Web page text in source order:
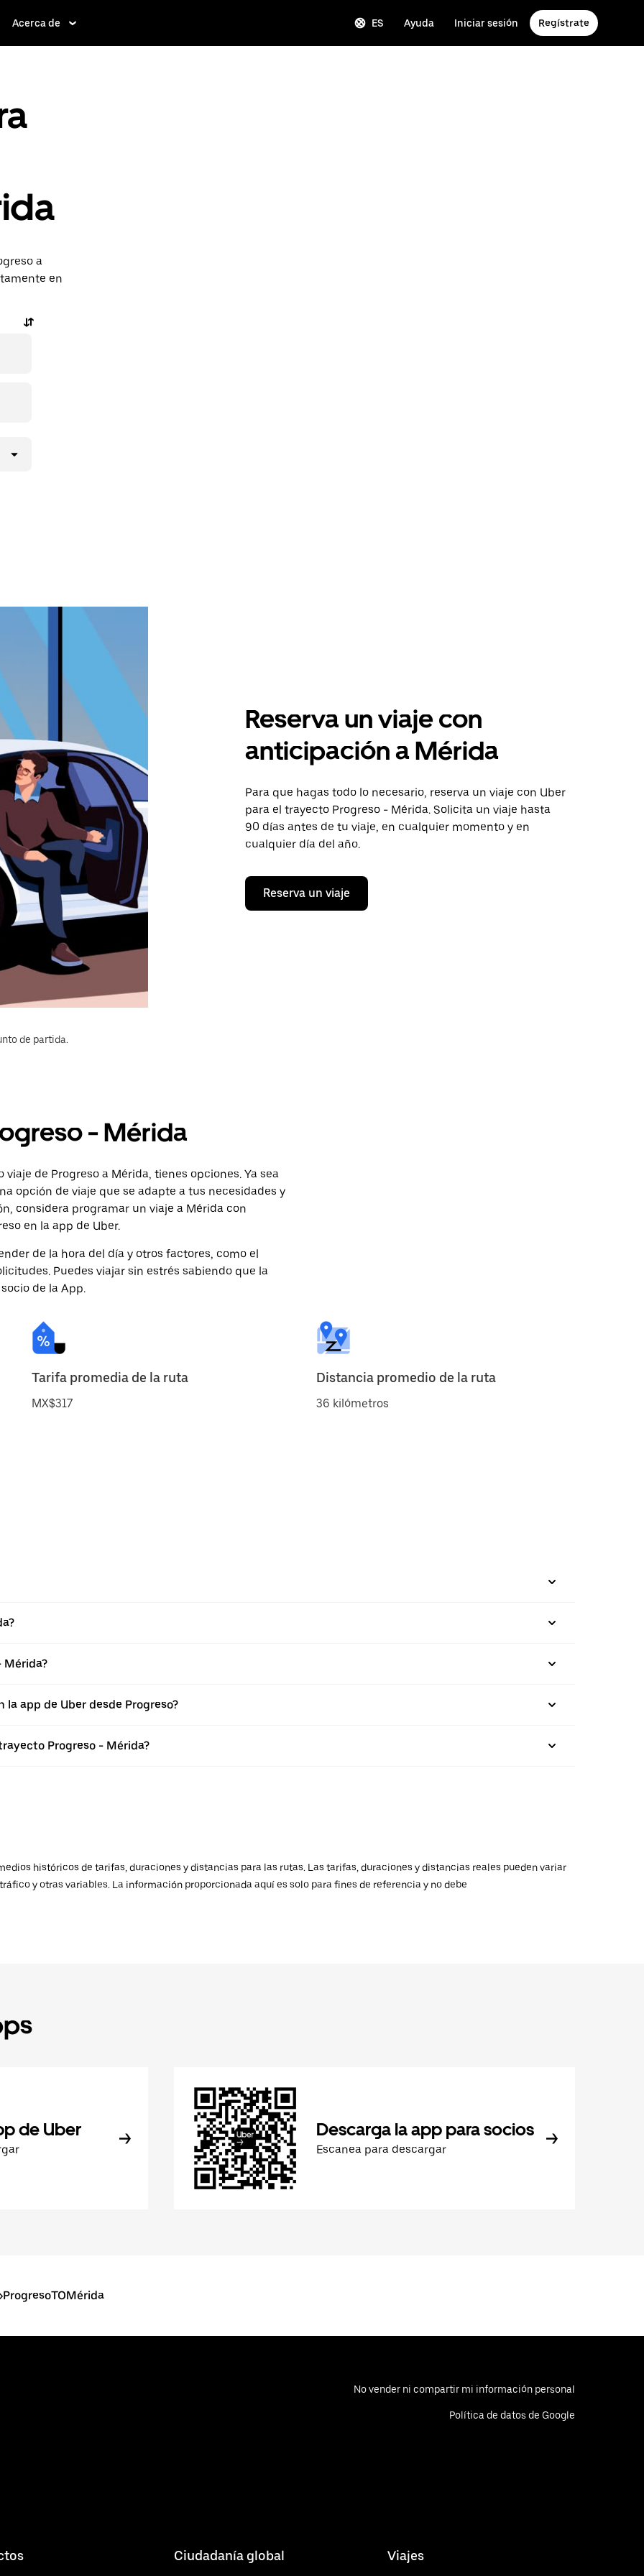
Acerca de ES Ayuda Iniciar sesión Regístrate
a
en
Reserva un viaje con
anticipación a Mérida
Para que hagas todo lo necesario, reserva un viaje con Uber
para el trayecto Progreso - Mérida. Solicita un viaje hasta
90 días antes de tu viaje, en cualquier momento y en
cualquier día del año.
Reserva un viaje
de partida.
- Mérida
de Progreso a Mérida, tienes opciones. Ya sea
opción de viaje que se adapte a tus necesidades y
considera programar un viaje a Mérida con
en la app de Uber.
de la hora del día y otros factores, como el
Puedes viajar sin estrés sabiendo que la
de la App.
Tarifa promedia de la ruta
MX$317
Distancia promedio de la ruta
36 kilómetros
app de Uber desde Progreso?
Progreso - Mérida?
históricos de tarifas, duraciones y distancias para las rutas. Las tarifas, duraciones y distancias reales pueden variar
y otras variables. La información proporcionada aquí es solo para fines de referencia y no debe
de Uber Descarga la app para socios
Escanea para descargar
ProgresoTOMérida
No vender ni compartir mi información personal
Política de datos de Google
Ciudadanía global Viajes